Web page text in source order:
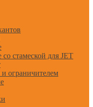
стамеской для JET
ограничителем